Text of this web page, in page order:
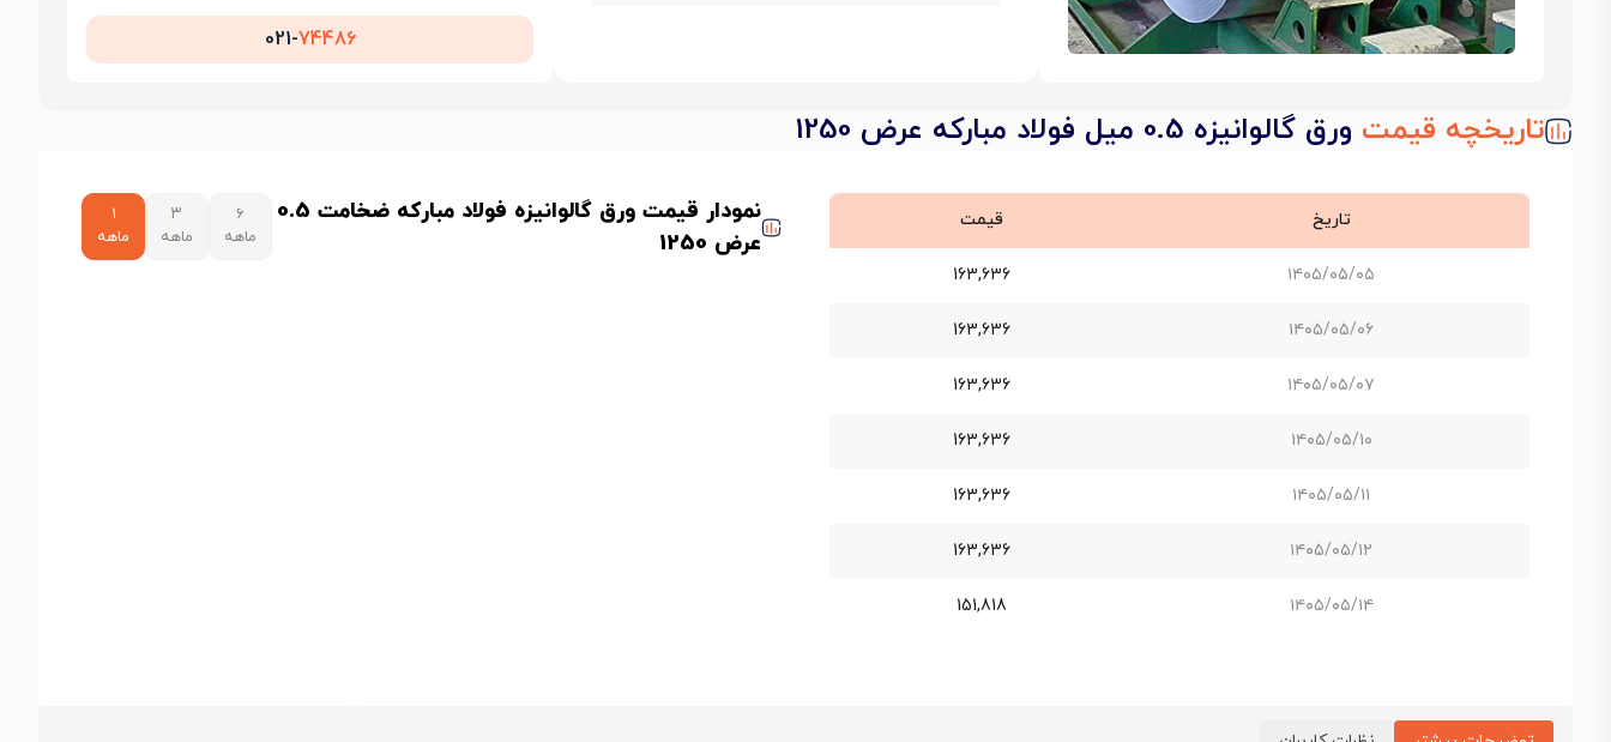
021-74486
تاریخچه قیمت ورق گالوانیزه 0.5 میل فولاد مبارکه عرض 1250
تاریخ قیمت
۱۴۰۵/۰۵/۰۵ 163,636
۱۴۰۵/۰۵/۰۶ 163,636
۱۴۰۵/۰۵/۰۷ 163,636
۱۴۰۵/۰۵/۱۰ 163,636
۱۴۰۵/۰۵/۱۱ 163,636
۱۴۰۵/۰۵/۱۲ 163,636
۱۴۰۵/۰۵/۱۴ 151,818
نمودار قیمت ورق گالوانیزه فولاد مبارکه ضخامت 0.5
عرض 1250
۶
ماهه
۳
ماهه
۱
ماهه